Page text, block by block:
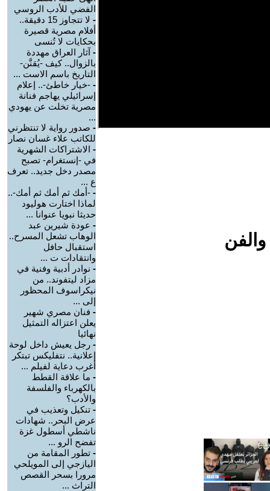
الفضي للأدب الروسي
-
لا تتجاوز 15 دقيقة..
أفلام مصرية قصيرة
بحكايات لا تُنسى
- آثار العراق مهددة
بالزوال.. كيف -يُقنَّن-
التاريخ باسم الاست ...
- -خيار خاطئ-.. إعلام
إسرائيلي يهاجم فنانة
مصرية تخلت عن يهودي
...
- صدور رواية لا تنتظرني
للكاتب علاء غسان نصار
- الاشتراكات الشهرية
في -إنستغرام- تصبح
مصدر دخل جديد.. تعرف
ع ...
- -أمك ثم أمك ثم أمك-..
لماذا اختارت هوليود
حديثا نبويا عنوانا ...
- عودة شيرين عبد
الوهاب تشعل المسرح..
استقبال حافل
وانتقادات ت ...
- نوادر أدبية وفنية في
مزاد ليتفوند.. من
نيكراسوف المحظور
إلى ...
- فنان مصري شهير
يعلن اعتزاله التمثيل
نهائيا
- رجل يعيش داخل لوحة
إعلانية.. نتفليكس تبتكر
أغرب دعاية لفيلم ...
- ما علاقة القطط
بالكهرباء والفلسفة
والأدب؟
- تنكيل وتعذيب في
عرض البحر.. شهادات
ناشطي أسطول غزة
تفضح الرو ...
- تطور المقامة من
اليازجي إلى المويلحي
مرورا بسحر القصص
التراث ...